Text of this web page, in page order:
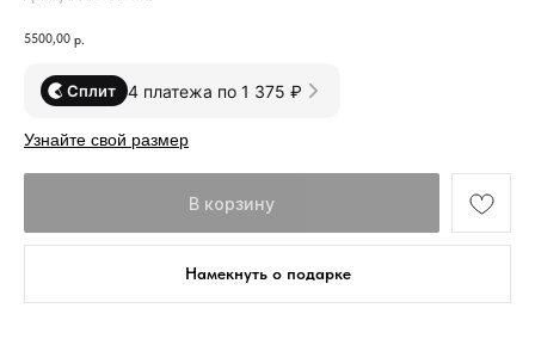
5500,00 р.
Сплит 4 платежа по 1 375 ₽
Узнайте свой размер
В корзину
Намекнуть о подарке